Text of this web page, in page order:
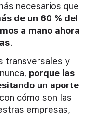
necesarios que
de un 60 % del
a mano ahora
.
transversales y
porque las
un aporte
cómo son las
empresas,